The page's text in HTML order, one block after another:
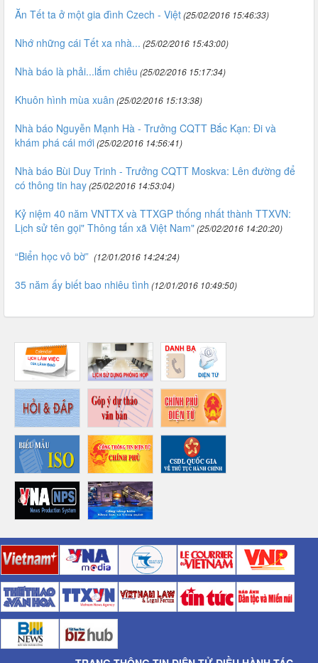
Ăn Tết ta ở một gia đình Czech - Việt(25/02/2016 15:46:33)
Nhớ những cái Tết xa nhà... (25/02/2016 15:43:00)
Nhà báo là phải...lắm chiêu (25/02/2016 15:17:34)
Khuôn hình mùa xuân (25/02/2016 15:13:38)
Nhà báo Nguyễn Mạnh Hà - Trưởng CQTT Bắc Kạn: Đi và
khám phá cái mới(25/02/2016 14:56:41)
Nhà báo Bùi Duy Trinh - Trưởng CQTT Moskva: Lên đường để
có thông tin hay(25/02/2016 14:53:04)
Kỷ niệm 40 năm VNTTX và TTXGP thống nhất thành TTXVN:
Lịch sử tên gọi" Thông tấn xã Việt Nam"(25/02/2016 14:20:20)
“Biển học vô bờ” (12/01/2016 14:24:24)
35 năm ấy biết bao nhiêu tình (12/01/2016 10:49:50)